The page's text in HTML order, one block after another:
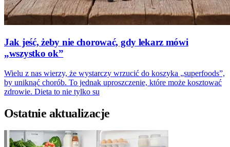
Jak jeść, żeby nie chorować, gdy lekarz mówi
„wszystko ok”
Wielu z nas wierzy, że wystarczy wrzucić do koszyka „superfoods”,
by uniknąć chorób. To jednak uproszczenie, które może kosztować
zdrowie. Dieta to nie tylko su
Ostatnie aktualizacje